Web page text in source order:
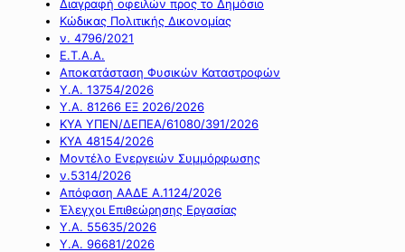
Διαγραφή οφειλών προς το Δημόσιο
Κώδικας Πολιτικής Δικονομίας
ν. 4796/2021
Ε.Τ.Α.Α.
Αποκατάσταση Φυσικών Καταστροφών
Υ.Α. 13754/2026
Υ.Α. 81266 ΕΞ 2026/2026
ΚΥΑ ΥΠΕΝ/ΔΕΠΕΑ/61080/391/2026
ΚΥΑ 48154/2026
Μοντέλο Ενεργειών Συμμόρφωσης
ν.5314/2026
Απόφαση ΑΑΔΕ Α.1124/2026
Έλεγχοι Επιθεώρησης Εργασίας
Υ.Α. 55635/2026
Υ.Α. 96681/2026